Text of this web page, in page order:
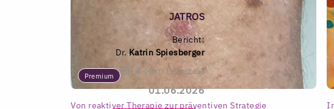
JATROS
Bericht:
Dr.Katrin Spiesberger
4 Min. Lesezeit
01.06.2026
Premium
Von reaktiver Therapie zur präventiven Strategie